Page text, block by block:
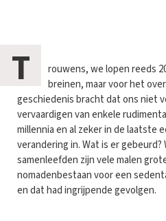
T
rouwens, we lopen reeds
breinen, maar voor het
geschiedenis bracht dat ons niet
vervaardigen van enkele
millennia en al zeker in de laatste
verandering in. Wat is er
samenleefden zijn vele malen
nomadenbestaan voor een
en dat had ingrijpende gevolgen.